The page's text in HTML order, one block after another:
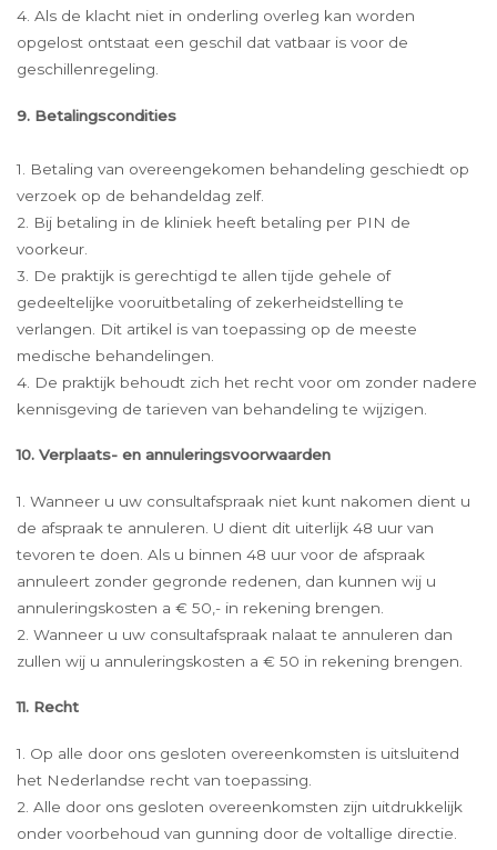
4. Als de klacht niet in onderling overleg kan worden
opgelost ontstaat een geschil dat vatbaar is voor de
geschillenregeling.
9. Betalingscondities
1. Betaling van overeengekomen behandeling geschiedt op
verzoek op de behandeldag zelf.
2. Bij betaling in de kliniek heeft betaling per PIN de
voorkeur.
3. De praktijk is gerechtigd te allen tijde gehele of
gedeeltelijke vooruitbetaling of zekerheidstelling te
verlangen. Dit artikel is van toepassing op de meeste
medische behandelingen.
4. De praktijk behoudt zich het recht voor om zonder nadere
kennisgeving de tarieven van behandeling te wijzigen.
10. Verplaats- en annuleringsvoorwaarden
1. Wanneer u uw consultafspraak niet kunt nakomen dient u
de afspraak te annuleren. U dient dit uiterlijk 48 uur van
tevoren te doen. Als u binnen 48 uur voor de afspraak
annuleert zonder gegronde redenen, dan kunnen wij u
annuleringskosten a € 50,- in rekening brengen.
2. Wanneer u uw consultafspraak nalaat te annuleren dan
zullen wij u annuleringskosten a € 50 in rekening brengen.
11. Recht
1. Op alle door ons gesloten overeenkomsten is uitsluitend
het Nederlandse recht van toepassing.
2. Alle door ons gesloten overeenkomsten zijn uitdrukkelijk
onder voorbehoud van gunning door de voltallige directie.